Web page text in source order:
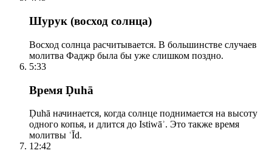
Шурук (восход солнца)
Восход солнца расчитывается. В большинстве случаев
молитва Фаджр была бы уже слишком поздно.
5:33
Время Ḍuhā
Ḍuhā начинается, когда солнце поднимается на высоту
одного копья, и длится до Istiwāʾ. Это также время
молитвы ʿĪd.
12:42